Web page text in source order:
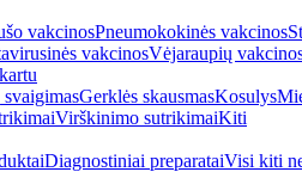
vakcinosPneumokokinės vakcinos
vakcinosVėjaraupių
svaigimasGerklės skausmasKosulys
Virškinimo sutrikimaiKiti
Diagnostiniai preparataiVisi kiti